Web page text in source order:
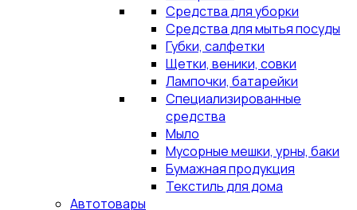
Средства для уборки
Средства для мытья посуды
Губки, салфетки
Щетки, веники, совки
Лампочки, батарейки
Специализированные
средства
Мыло
Мусорные мешки, урны, баки
Бумажная продукция
Текстиль для дома
Автотовары